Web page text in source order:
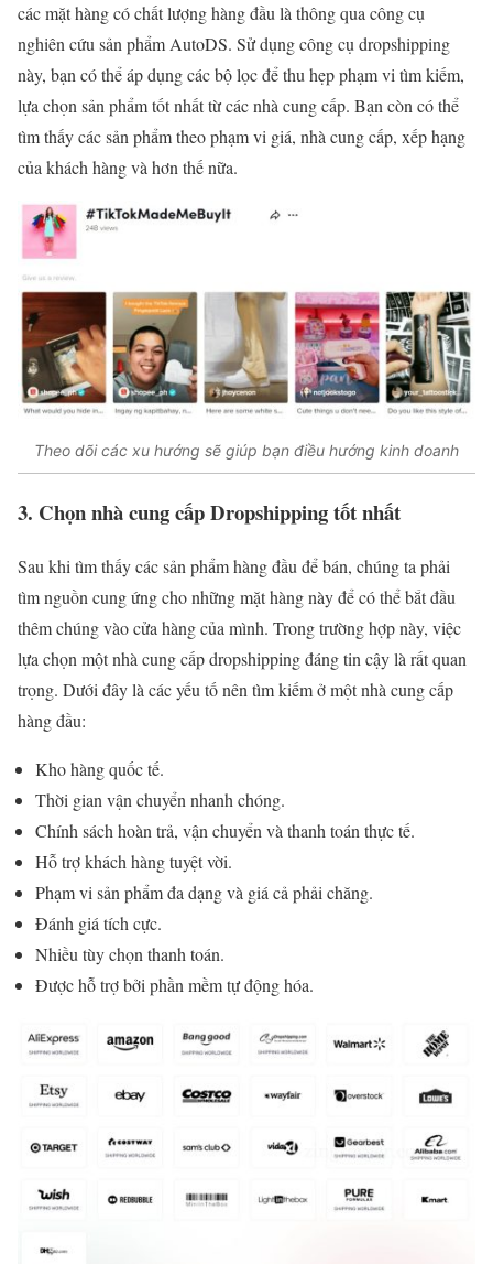
các mặt hàng có chất lượng hàng đầu là thông qua công cụ
nghiên cứu sản phẩm AutoDS. Sử dụng công cụ dropshipping
này, bạn có thể áp dụng các bộ lọc để thu hẹp phạm vi tìm kiếm,
lựa chọn sản phẩm tốt nhất từ ​​các nhà cung cấp. Bạn còn có thể
tìm thấy các sản phẩm theo phạm vi giá, nhà cung cấp, xếp hạng
của khách hàng và hơn thế nữa.
Theo dõi các xu hướng sẽ giúp bạn điều hướng kinh doanh
3. Chọn nhà cung cấp Dropshipping tốt nhất
Sau khi tìm thấy các sản phẩm hàng đầu để bán, chúng ta phải
tìm nguồn cung ứng cho những mặt hàng này để có thể bắt đầu
thêm chúng vào cửa hàng của mình. Trong trường hợp này, việc
lựa chọn một nhà cung cấp dropshipping đáng tin cậy là rất quan
trọng. Dưới đây là các yếu tố nên tìm kiếm ở một nhà cung cấp
hàng đầu:
Kho hàng quốc tế.
Thời gian vận chuyển nhanh chóng.
Chính sách hoàn trả, vận chuyển và thanh toán thực tế.
Hỗ trợ khách hàng tuyệt vời.
Phạm vi sản phẩm đa dạng và giá cả phải chăng.
Đánh giá tích cực.
Nhiều tùy chọn thanh toán.
Được hỗ trợ bởi phần mềm tự động hóa.